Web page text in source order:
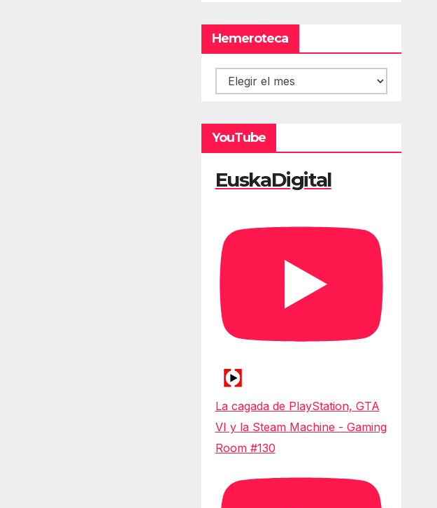
Hemeroteca
Hemeroteca
YouTube
EuskaDigital
La cagada de PlayStation, GTA
VI y la Steam Machine - Gaming
Room #130